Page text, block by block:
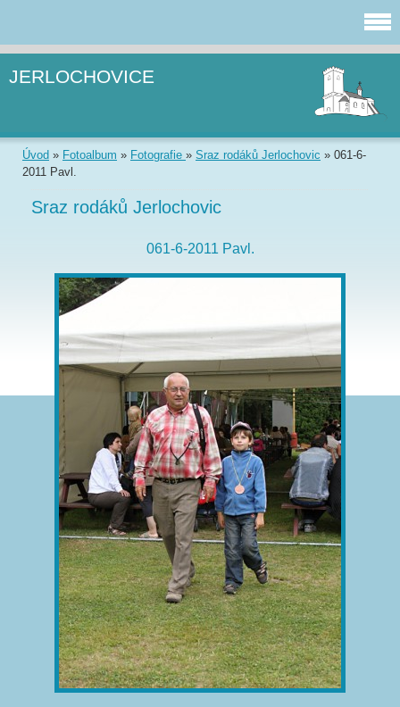
JERLOCHOVICE
Úvod » Fotoalbum » Fotografie » Sraz rodáků Jerlochovic » 061-6-
2011 Pavl.
Sraz rodáků Jerlochovic
061-6-2011 Pavl.